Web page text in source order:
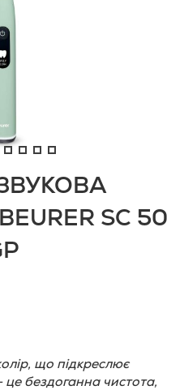
SC 50
що підкреслює
це бездоганна чистота,